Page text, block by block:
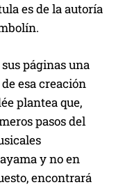
es de la autoría
páginas una
esa creación
plantea que,
pasos del
y no en
encontrará